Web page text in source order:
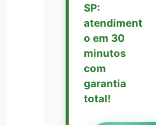
SP:
atendiment
o em 30
minutos
com
garantia
total!